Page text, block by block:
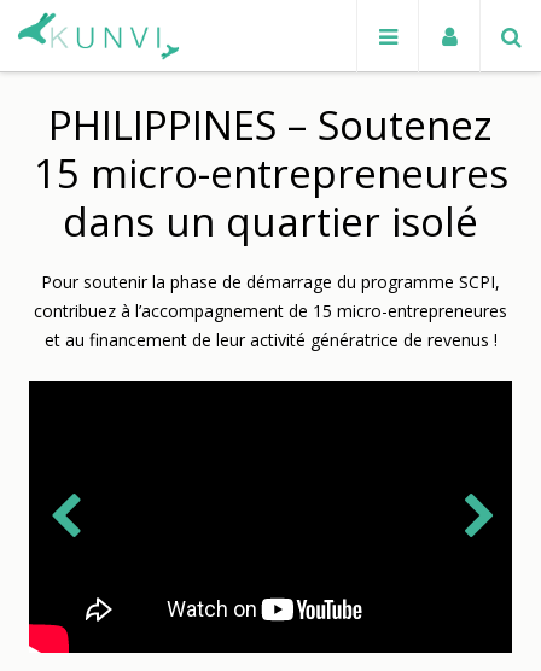
PHILIPPINES – Soutenez
15 micro-entrepreneures
dans un quartier isolé
Pour soutenir la phase de démarrage du programme SCPI,
contribuez à l’accompagnement de 15 micro-entrepreneures
et au financement de leur activité génératrice de revenus !